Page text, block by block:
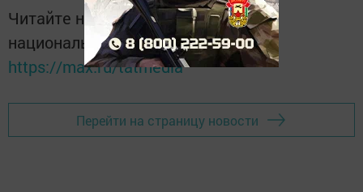
Читайте новости Татарстана в
национальном мессенджере MАХ:
https://max.ru/tatmedia
Перейти на страницу новости